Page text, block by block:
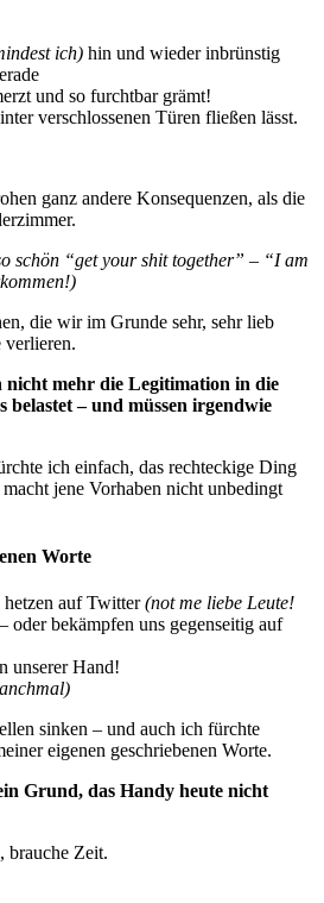
ich) hin und wieder inbrünstig
und so furchtbar grämt!
verschlossenen Türen fließen lässt.
ganz andere Konsequenzen, als die
schön “get your shit together” – “I am
die wir im Grunde sehr, sehr lieb
verlieren.
nicht mehr die Legitimation in die
belastet – und müssen irgendwie
ich einfach, das rechteckige Ding
jene Vorhaben nicht unbedingt
Worte
auf Twitter(not me liebe Leute!
– oder bekämpfen uns gegenseitig auf
unserer Hand!
sinken – und auch ich fürchte
eigenen geschriebenen Worte.
Grund, das Handy heute nicht
brauche Zeit.